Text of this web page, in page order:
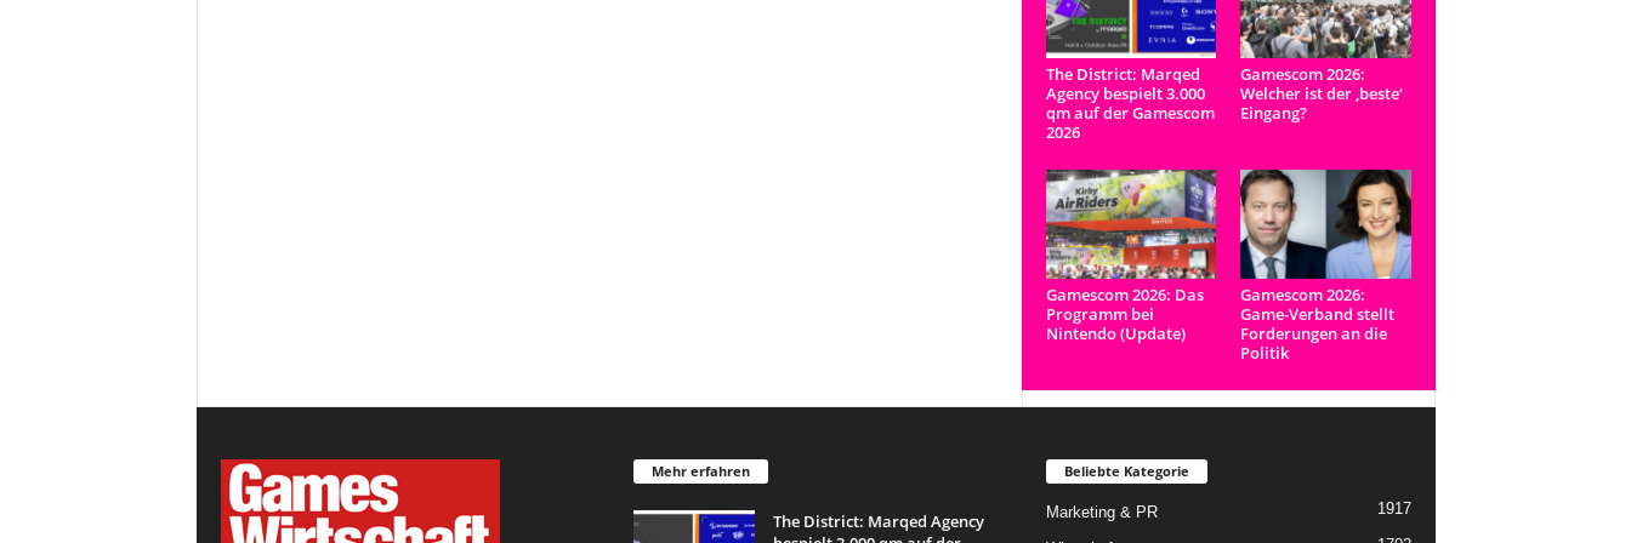
The District: Marqed
Agency bespielt 3.000
qm auf der Gamescom
2026
Gamescom 2026:
Welcher ist der ‚beste‘
Eingang?
Gamescom 2026: Das
Programm bei
Nintendo (Update)
Gamescom 2026:
Game-Verband stellt
Forderungen an die
Politik
Mehr erfahren
The District: Marqed Agency
Beliebte Kategorie
Marketing & PR 1917